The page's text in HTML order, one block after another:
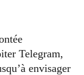
Telegram,
envisager